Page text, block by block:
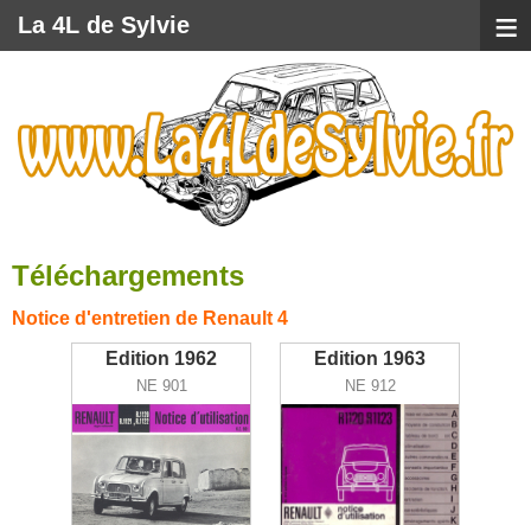
Téléchargements
Notice d'entretien de Renault 4
Edition 1962
NE 901
Edition 1963
NE 912
La 4L de Sylvie ≡